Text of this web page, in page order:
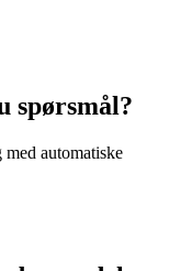
spørsmål?
automatiske